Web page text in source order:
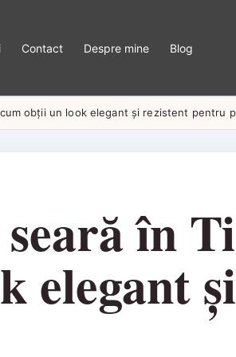
Contact Despre mine Blog
obții un look elegant și rezistent pentru
în
elegant